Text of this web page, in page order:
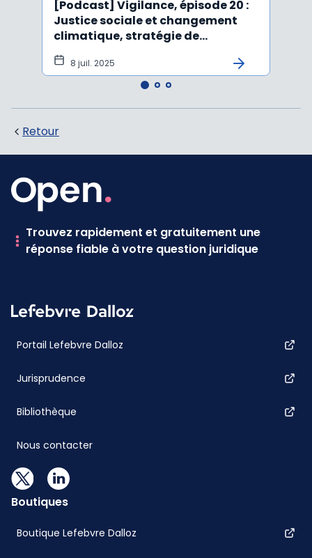
[Podcast] Vigilance, épisode 20 :
Justice sociale et changement
climatique, stratégie de
durabilité, IA et ESG
8 juil. 2025
Retour
Trouvez rapidement et gratuitement une
réponse fiable à votre question juridique
Portail Lefebvre Dalloz
Jurisprudence
Bibliothèque
Nous contacter
Boutiques
Boutique Lefebvre Dalloz